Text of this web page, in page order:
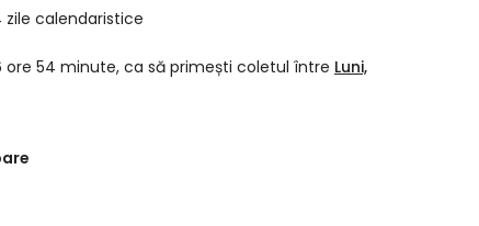
zile calendaristice
ore 54 minute, ca să primești coletul între Luni,